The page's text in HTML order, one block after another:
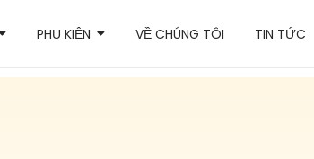
PHỤ KIỆN VỀ CHÚNG TÔI TIN TỨC